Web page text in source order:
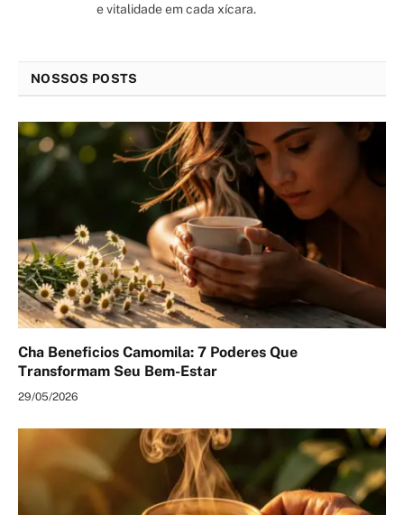
e vitalidade em cada xícara.
NOSSOS POSTS
Cha Beneficios Camomila: 7 Poderes Que
Transformam Seu Bem-Estar
29/05/2026